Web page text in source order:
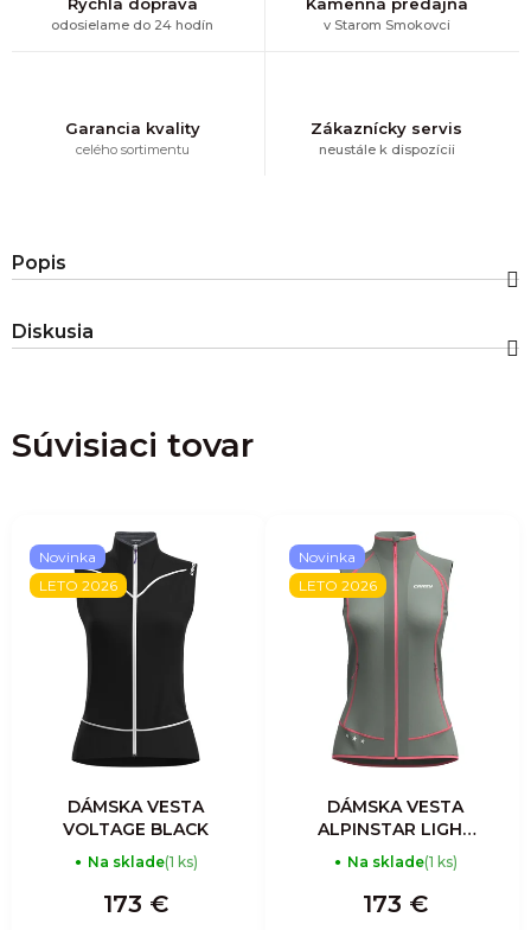
odosielame do 24 hodín v Starom Smokovci
Garancia kvality
celého sortimentu
Zákaznícky servis
neustále k dispozícii
Popis
Diskusia
Súvisiaci tovar
Novinka
LETO 2026
DÁMSKA VESTA
VOLTAGE BLACK
Na sklade(1 ks)
173 €
Novinka
LETO 2026
DÁMSKA VESTA
ALPINSTAR LIGHT
WOMAN ASTER
Na sklade(1 ks)
173 €